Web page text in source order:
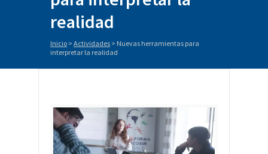
realidad
Inicio > Actividades > Nuevas herramientas para
interpretar la realidad